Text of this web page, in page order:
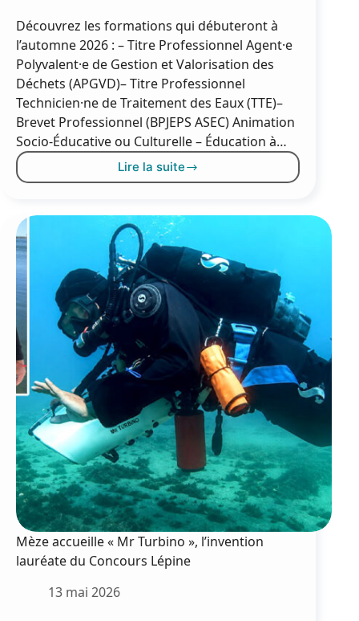
Découvrez les formations qui débuteront à
l’automne 2026 : – Titre Professionnel Agent·e
Polyvalent·e de Gestion et Valorisation des
Déchets (APGVD)– Titre Professionnel
Technicien·ne de Traitement des Eaux (TTE)–
Brevet Professionnel (BPJEPS ASEC) Animation
Socio-Éducative ou Culturelle – Éducation à…
Lire la suite
Le
formation
Ardam
ouvre
ses
portes
!
Mèze accueille « Mr Turbino », l’invention
lauréate du Concours Lépine
13 mai 2026